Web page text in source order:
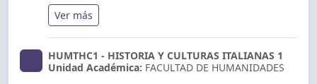
Ver más
HUMTHC1 - HISTORIA Y CULTURAS ITALIANAS 1
Unidad Académica: FACULTAD DE HUMANIDADES